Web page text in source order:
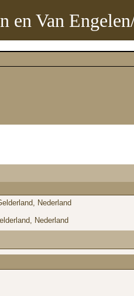
en Van
Nederland
Nederland